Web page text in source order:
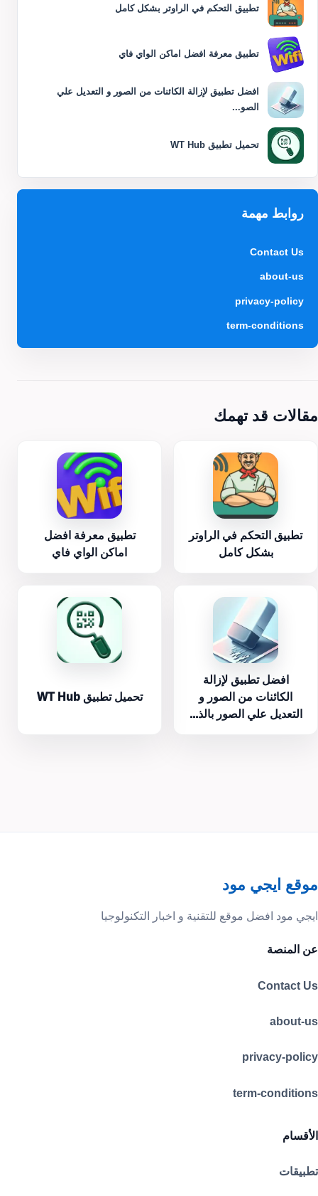
تطبيق التحكم في الراوتر بشكل كامل
تطبيق معرفة افضل اماكن الواي فاي
افضل تطبيق لإزالة الكائنات من الصور و التعديل علي
الصو...
تحميل تطبيق WT Hub
روابط مهمة
Contact Us
about-us
privacy-policy
term-conditions
مقالات قد تهمك
تطبيق التحكم في الراوتر
بشكل كامل
تطبيق معرفة افضل
اماكن الواي فاي
افضل تطبيق لإزالة
الكائنات من الصور و
التعديل علي الصور بالذ...
تحميل تطبيق WT Hub
موقع ايجي مود
ايجي مود افضل موقع للتقنية و اخبار التكنولوجيا
عن المنصة
Contact Us
about-us
privacy-policy
term-conditions
الأقسام
تطبيقات